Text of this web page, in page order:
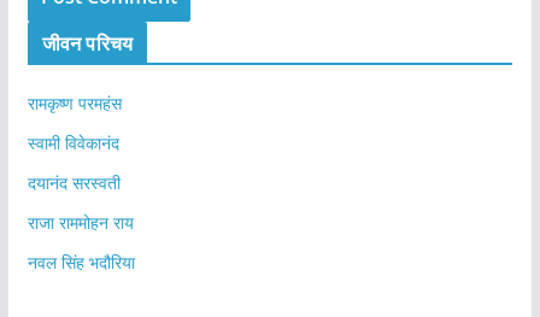
जीवन परिचय
रामकृष्ण परमहंस
स्वामी विवेकानंद
दयानंद सरस्वती
राजा राममोहन राय
नवल सिंह भदौरिया